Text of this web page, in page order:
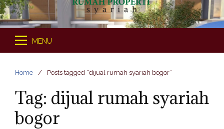
o
c
o
t
MENU
Home Posts tagged “dijual rumah syariah bogor”
Tag: dijual rumah syariah
bogor